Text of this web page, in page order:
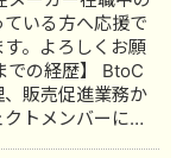
ら価格競争に陥
SEOでの上位表
ムページ運用を
自社WEB
績やクライアン
けます。
いる方へ応援で
。よろしくお願
販売促進業務か
トメンバーに選